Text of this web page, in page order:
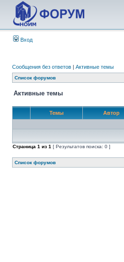
Вход
Сообщения без ответов | Активные темы
Список форумов
Активные темы
Темы Автор
Страница 1 из 1 [ Результатов поиска: 0 ]
Список форумов